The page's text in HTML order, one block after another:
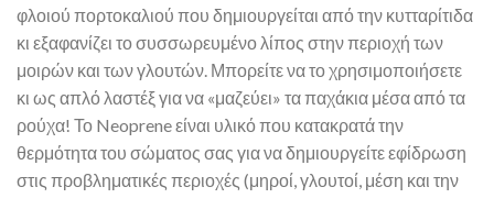
φλοιού πορτοκαλιού που δημιουργείται από την κυτταρίτιδα
κι εξαφανίζει το συσσωρευμένο λίπος στην περιοχή των
μοιρών και των γλουτών. Μπορείτε να το χρησιμοποιήσετε
κι ως απλό λαστέξ για να «μαζεύει» τα παχάκια μέσα από τα
ρούχα! Το Neoprene είναι υλικό που κατακρατά την
θερμότητα του σώματος σας για να δημιουργείτε εφίδρωση
στις προβληματικές περιοχές (μηροί, γλουτοί, μέση και την